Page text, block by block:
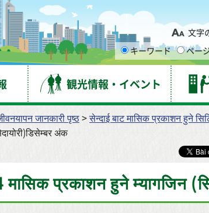
文字
キーワード
ペー
観光情報・イベント
जानकारी पृष्ठ>सेन्दाई बाट मासिक प्रकाशन हुने
अंक
प्रकाशन हुने म्यागजिन